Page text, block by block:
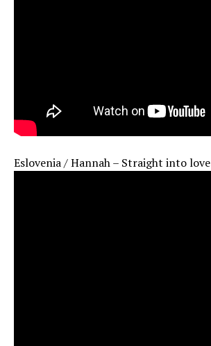
Eslovenia / Hannah – Straight into love